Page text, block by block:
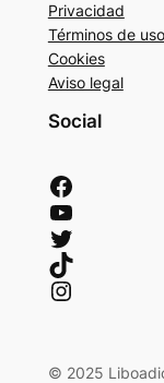
Privacidad
Términos de uso
Cookies
Aviso legal
Social
Facebook
YouTube
Twitter
TikTok
Instagram
© 2025